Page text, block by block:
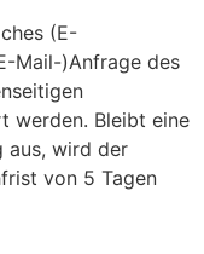
(E-
Mail-)Anfrage des
werden. Bleibt eine
aus, wird der
von 5 Tagen